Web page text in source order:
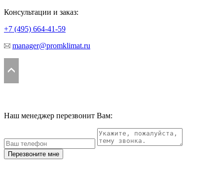
Консультации и заказ:
+7 (495) 664-41-59
manager@promklimat.ru
Наш менеджер перезвонит Вам:
Перезвоните мне